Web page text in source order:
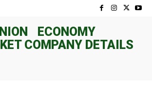
ECONOMY
COMPANY DETAILS